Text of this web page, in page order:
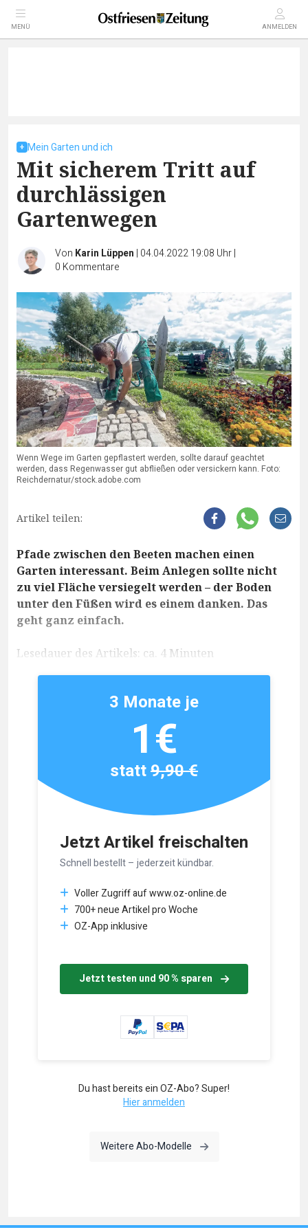
MENÜ ANMELDEN
Mein Garten und ich
Mit sicherem Tritt auf
durchlässigen
Gartenwegen
Von Karin Lüppen | 04.04.2022 19:08 Uhr|
0 Kommentare
Wenn Wege im Garten gepflastert werden, sollte darauf geachtet
werden, dass Regenwasser gut abfließen oder versickern kann. Foto:
Reichdernatur/stock.adobe.com
Artikel teilen:
Pfade zwischen den Beeten machen einen
Garten interessant. Beim Anlegen sollte nicht
zu viel Fläche versiegelt werden – der Boden
unter den Füßen wird es einem danken. Das
geht ganz einfach.
Lesedauer des Artikels: ca. 4 Minuten
Jetzt Artikel freischalten
Schnell bestellt – jederzeit kündbar.
Voller Zugriff auf www.oz-online.de
700+ neue Artikel pro Woche
OZ-App inklusive
Jetzt testen und 90 % sparen
3 Monate je
1€
statt9,90 €
Du hast bereits ein OZ-Abo? Super!
Hier anmelden
Weitere Abo-Modelle